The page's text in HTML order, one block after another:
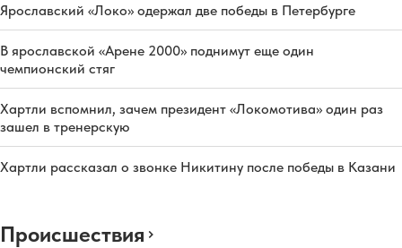
Ярославский «Локо» одержал две победы в Петербурге
В ярославской «Арене 2000» поднимут еще один
чемпионский стяг
Хартли вспомнил, зачем президент «Локомотива» один раз
зашел в тренерскую
Хартли рассказал о звонке Никитину после победы в Казани
Происшествия